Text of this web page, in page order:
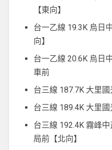
【東向】
台一乙線 19.3K 烏日
向】
台一乙線 20.6K 烏日
車前
台三線 187.7K 大里
台三線 189.4K 大里
台三線 192.4K 霧峰
局前【北向】